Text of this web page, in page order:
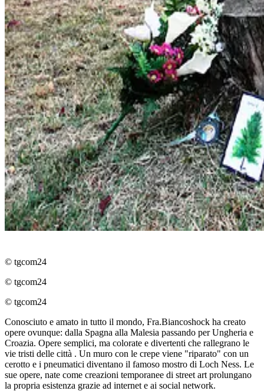
© tgcom24
© tgcom24
© tgcom24
Conosciuto e amato in tutto il mondo, Fra.Biancoshock ha creato
opere ovunque: dalla Spagna alla Malesia passando per Ungheria e
Croazia. Opere semplici, ma colorate e divertenti che rallegrano le
vie tristi delle città . Un muro con le crepe viene "riparato" con un
cerotto e i pneumatici diventano il famoso mostro di Loch Ness. Le
sue opere, nate come creazioni temporanee di street art prolungano
la propria esistenza grazie ad internet e ai social network.